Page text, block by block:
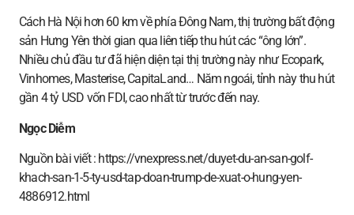
Cách Hà Nội hơn 60 km về phía Đông Nam, thị trường bất động
sản Hưng Yên thời gian qua liên tiếp thu hút các “ông lớn”.
Nhiều chủ đầu tư đã hiện diện tại thị trường này như Ecopark,
Vinhomes, Masterise, CapitaLand… Năm ngoái, tỉnh này thu hút
gần 4 tỷ USD vốn FDI, cao nhất từ trước đến nay.
Ngọc Diễm
Nguồn bài viết : https://vnexpress.net/duyet-du-an-san-golf-
khach-san-1-5-ty-usd-tap-doan-trump-de-xuat-o-hung-yen-
4886912.html